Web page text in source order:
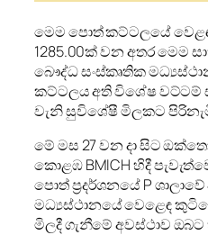
මෙම පොත් කට්ටලයේ
1285.00ක් වන අතර මෙම
බෞද්ධ සංස්කෘතික
කට්ටලය අති විශේෂ වට්ටම්
වැනි සුවිශේෂී මිලකට
මේ මස 27 වන දා සිට
කොළඹ BMICH හිදී
පොත් ප්‍රදර්ශනයේ P
මධ්‍යස්ථානයේ වෙළෙඳ
මිලදී ගැනීමේ අවස්ථාව